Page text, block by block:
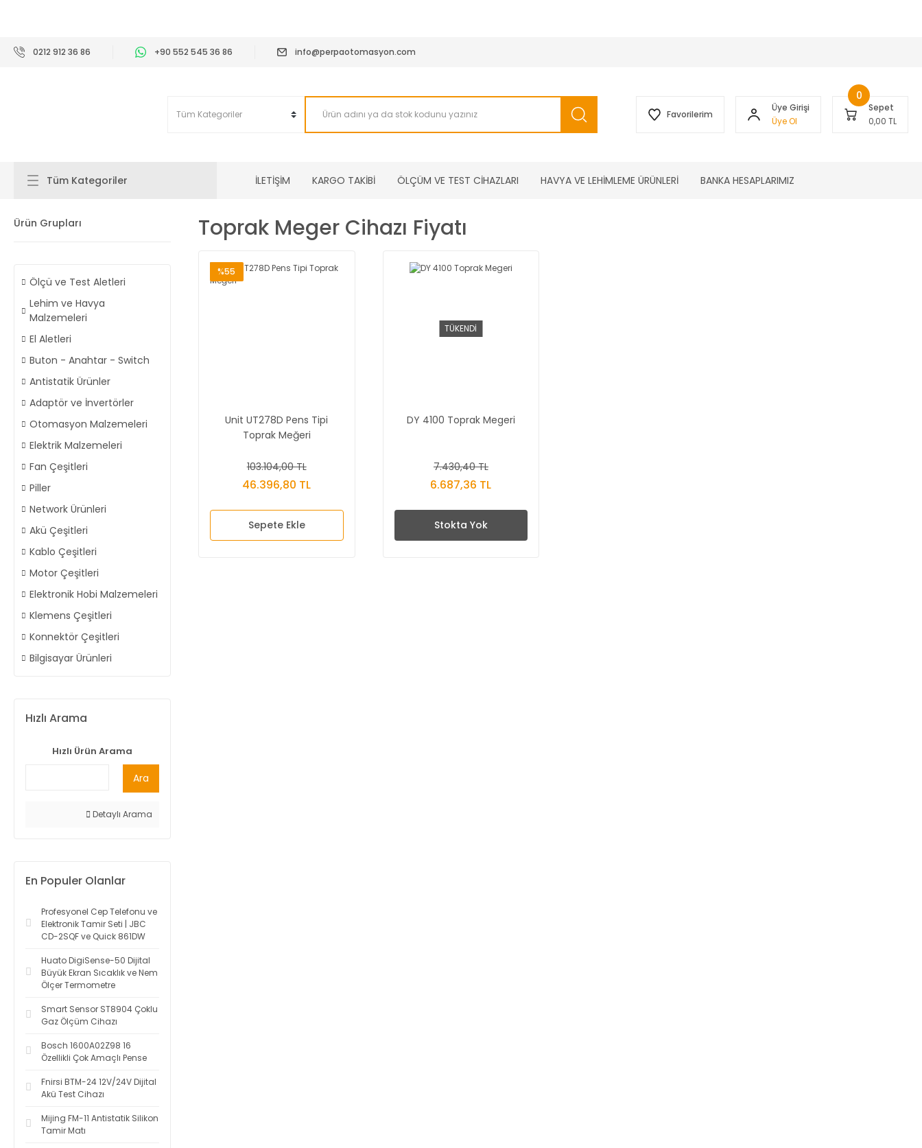
0212 912 36 86 +90 552 545 36 86 info@perpaotomasyon.com
Favorilerim
Üye Girişi
Üye Ol
Sepet
0,00 TL
0
Tüm Kategoriler İLETİŞİM KARGO TAKİBİ ÖLÇÜM VE TEST CİHAZLARI HAVYA VE LEHİMLEME ÜRÜNLERİ BANKA HESAPLARIMIZ
Ürün Grupları
Ölçü ve Test Aletleri
Lehim ve Havya
Malzemeleri
El Aletleri
Buton - Anahtar - Switch
Antistatik Ürünler
Adaptör ve İnvertörler
Otomasyon Malzemeleri
Elektrik Malzemeleri
Fan Çeşitleri
Piller
Network Ürünleri
Akü Çeşitleri
Kablo Çeşitleri
Motor Çeşitleri
Elektronik Hobi Malzemeleri
Klemens Çeşitleri
Konnektör Çeşitleri
Bilgisayar Ürünleri
Hızlı Arama
Hızlı Ürün Arama
Ara
Detaylı Arama
En Populer Olanlar
Profesyonel Cep Telefonu ve
Elektronik Tamir Seti | JBC
CD-2SQF ve Quick 861DW
Huato DigiSense-50 Dijital
Büyük Ekran Sıcaklık ve Nem
Ölçer Termometre
Smart Sensor ST8904 Çoklu
Gaz Ölçüm Cihazı
Bosch 1600A02Z98 16
Özellikli Çok Amaçlı Pense
Fnirsi BTM-24 12V/24V Dijital
Akü Test Cihazı
Mijing FM-11 Antistatik Silikon
Tamir Matı
Toprak Meger Cihazı Fiyatı
%55
Unit UT278D Pens Tipi
Toprak Meğeri
103.104,00 TL
46.396,80 TL
Sepete Ekle
TÜKENDİ
DY 4100 Toprak Megeri
7.430,40 TL
6.687,36 TL
Stokta Yok